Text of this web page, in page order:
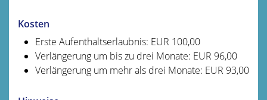
Kosten
Erste Aufenthaltserlaubnis: EUR 100,00
Verlängerung um bis zu drei Monate: EUR 96,00
Verlängerung um mehr als drei Monate: EUR 93,00